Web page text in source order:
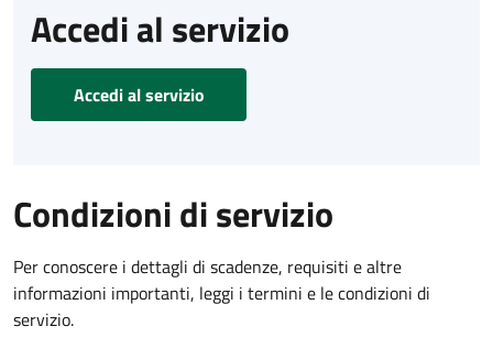
Accedi al servizio
Accedi al servizio
Condizioni di servizio
Per conoscere i dettagli di scadenze, requisiti e altre
informazioni importanti, leggi i termini e le condizioni di
servizio.